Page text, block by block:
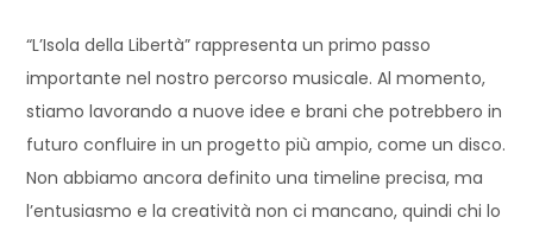
“L’Isola della Libertà” rappresenta un primo passo
importante nel nostro percorso musicale. Al momento,
stiamo lavorando a nuove idee e brani che potrebbero in
futuro confluire in un progetto più ampio, come un disco.
Non abbiamo ancora definito una timeline precisa, ma
l’entusiasmo e la creatività non ci mancano, quindi chi lo